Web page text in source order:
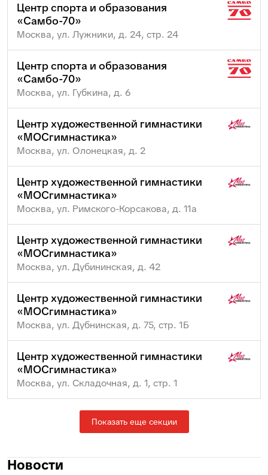
Центр спорта и образования
«Самбо-70»
Москва, ул. Лужники, д. 24, стр. 24
Центр спорта и образования
«Самбо-70»
Москва, ул. Губкина, д. 6
Центр художественной гимнастики
«МОСгимнастика»
Москва, ул. Олонецкая, д. 2
Центр художественной гимнастики
«МОСгимнастика»
Москва, ул. Римского-Корсакова, д. 11а
Центр художественной гимнастики
«МОСгимнастика»
Москва, ул. Дубининская, д. 42
Центр художественной гимнастики
«МОСгимнастика»
Москва, ул. Дубнинская, д. 75, стр. 1Б
Центр художественной гимнастики
«МОСгимнастика»
Москва, ул. Складочная, д. 1, стр. 1
Показать еще секции
Новости